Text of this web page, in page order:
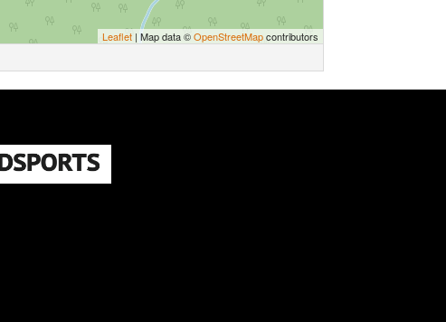
Leaflet | Map data ©OpenStreetMapcontributors